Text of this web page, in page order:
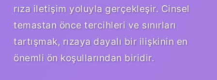
rıza iletişim yoluyla gerçekleşir. Cinsel
temastan önce tercihleri ​​ve sınırları
tartışmak, rızaya dayalı bir ilişkinin en
önemli ön koşullarından biridir.